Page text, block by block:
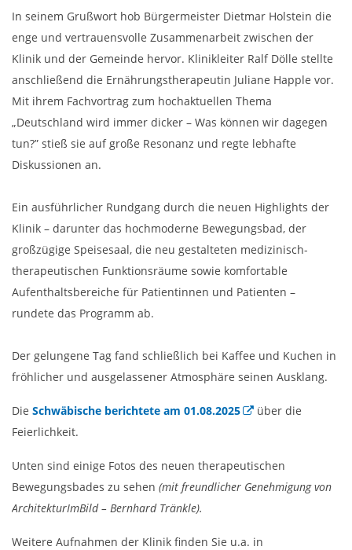
In seinem Grußwort hob Bürgermeister Dietmar Holstein die
enge und vertrauensvolle Zusammenarbeit zwischen der
Klinik und der Gemeinde hervor. Klinikleiter Ralf Dölle stellte
anschließend die Ernährungstherapeutin Juliane Happle vor.
Mit ihrem Fachvortrag zum hochaktuellen Thema
„Deutschland wird immer dicker – Was können wir dagegen
tun?” stieß sie auf große Resonanz und regte lebhafte
Diskussionen an.
Ein ausführlicher Rundgang durch die neuen Highlights der
Klinik – darunter das hochmoderne Bewegungsbad, der
großzügige Speisesaal, die neu gestalteten medizinisch-
therapeutischen Funktionsräume sowie komfortable
Aufenthaltsbereiche für Patientinnen und Patienten –
rundete das Programm ab.
Der gelungene Tag fand schließlich bei Kaffee und Kuchen in
fröhlicher und ausgelassener Atmosphäre seinen Ausklang.
Die Schwäbische berichtete am 01.08.2025
über die
Feierlichkeit.
Unten sind einige Fotos des neuen therapeutischen
Bewegungsbades zu sehen (mit freundlicher Genehmigung von
ArchitekturImBild – Bernhard Tränkle).
Weitere Aufnahmen der Klinik finden Sie u.a. in